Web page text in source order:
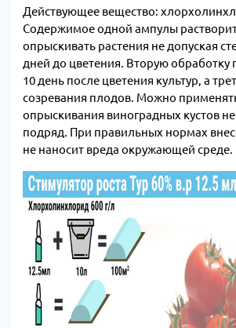
Действующее вещество:
Содержимое одной ампулы
опрыскивать растения не допуская
дней до цветения. Вторую обработку
10 день после цветения культур, а
созревания плодов. Можно
опрыскивания виноградных кустов
подряд. При правильных нормах
не наносит вреда окружающей среде.